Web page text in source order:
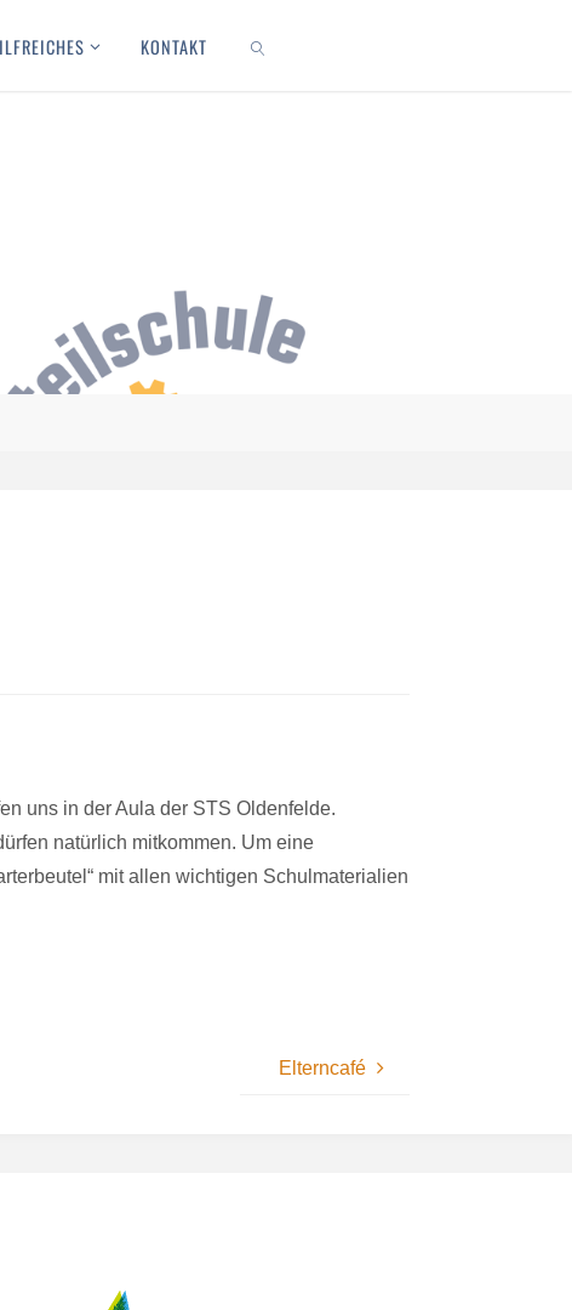
KONTAKT
uns in der Aula der STS Oldenfelde.
natürlich mitkommen. Um eine
mit allen wichtigen Schulmaterialien
Elterncafé